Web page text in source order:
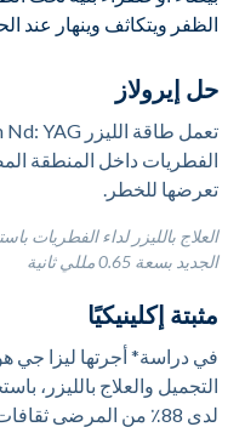
الظفر ويتكاثف وينهار عند
حل إيرولاز
الفطريات داخل المنطقة
تعرضها للخطر.
الجديد بسعة 0.65 مللي ثانية
مثبتة إكلينيكيًا
في دراسة* أجرتها ليزا
لدى 88٪ من المرضى ثقافات سلبية بعد علاجين